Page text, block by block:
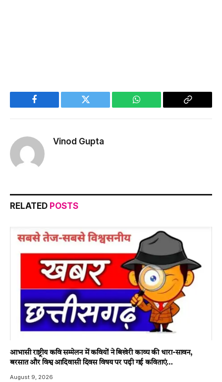
Facebook Twitter WhatsApp
Copy
Vinod Gupta
RELATED POSTS
आभासी राष्ट्रीय कवि सम्मेलन में कवियों ने बिखेरी काव्य की धारा-सावन,
बरसात और विश्व आदिवासी दिवस विषय पर पढ़ी गई कविताएं…
August 9, 2026